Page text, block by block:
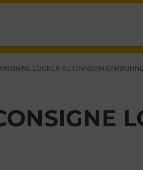
LOCKER AUTOVISION CARBONNE
CARBONNE,